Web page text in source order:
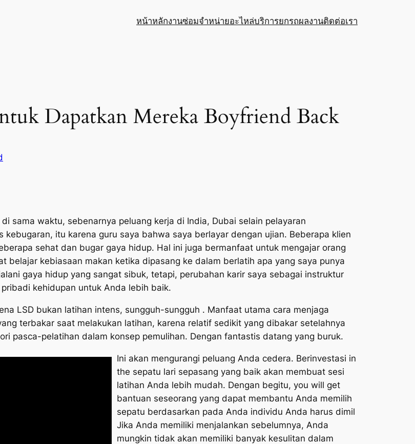
หน้าหลักงานซ่อมจำหน่ายอะไหล่บริการยกรถผลงานติดต่อเรา
Dapatkan Mereka Boyfriend Back
sama waktu, sebenarnya peluang kerja di India, Dubai selain pelayaran
itu karena guru saya bahwa saya berlayar dengan ujian. Beberapa klien
sehat dan bugar gaya hidup. Hal ini juga bermanfaat untuk mengajar orang
belajar kebiasaan makan ketika dipasang ke dalam berlatih apa yang saya punya
gaya hidup yang sangat sibuk, tetapi, perubahan karir saya sebagai instruktur
kehidupan untuk Anda lebih baik.
LSD bukan latihan intens, sungguh-sungguh . Manfaat utama cara menjaga
terbakar saat melakukan latihan, karena relatif sedikit yang dibakar setelahnya
pasca-pelatihan dalam konsep pemulihan. Dengan fantastis datang yang buruk.
Ini akan mengurangi peluang Anda cedera. Berinvestasi in
the sepatu lari sepasang yang baik akan membuat sesi
latihan Anda lebih mudah. Dengan begitu, you will get
bantuan seseorang yang dapat membantu Anda memilih
sepatu berdasarkan pada Anda individu Anda harus dimil
Jika Anda memiliki menjalankan sebelumnya, Anda
mungkin tidak akan memiliki banyak kesulitan dalam